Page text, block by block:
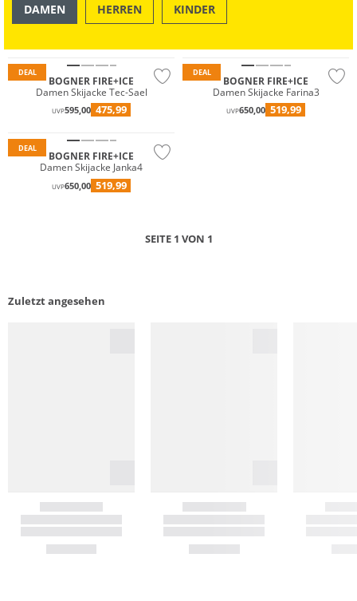
DAMEN HERREN KINDER
DEAL
BOGNER FIRE+ICE
Damen Skijacke Tec-Sael
UVP595,00 475,99
DEAL
Premium
BOGNER FIRE+ICE
Damen Skijacke Farina3
UVP650,00 519,99
DEAL
Wasserfest
Premium
BOGNER FIRE+ICE
Damen Skijacke Janka4
UVP650,00 519,99
SEITE 1 VON 1
Zuletzt angesehen